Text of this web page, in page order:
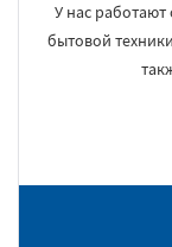
У нас
бытовой